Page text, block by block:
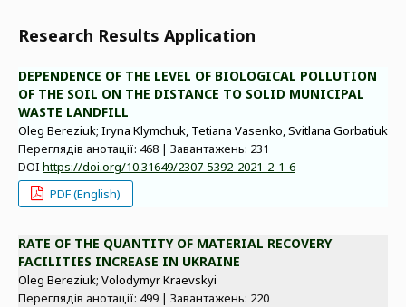
Research Results Application
DEPENDENCE OF THE LEVEL OF BIOLOGICAL POLLUTION
OF THE SOIL ON THE DISTANCE TO SOLID MUNICIPAL
WASTE LANDFILL
Oleg Bereziuk; Iryna Klymchuk, Tetiana Vasenko, Svitlana Gorbatiuk
Переглядів анотації: 468 | Завантажень: 231
DOI https://doi.org/10.31649/2307-5392-2021-2-1-6
PDF (English)
RATE OF THE QUANTITY OF MATERIAL RECOVERY
FACILITIES INCREASE IN UKRAINE
Oleg Bereziuk; Volodymyr Kraevskyi
Переглядів анотації: 499 | Завантажень: 220